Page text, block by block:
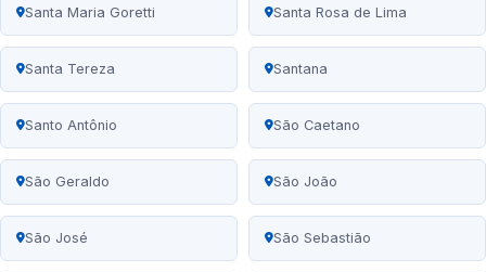
Santa Maria Goretti Santa Rosa de Lima
Santa Tereza Santana
Santo Antônio São Caetano
São Geraldo São João
São José São Sebastião